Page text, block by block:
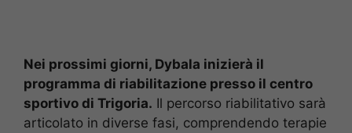
Nei prossimi giorni, Dybala inizierà il
programma di riabilitazione presso il centro
sportivo di Trigoria. Il percorso riabilitativo sarà
articolato in diverse fasi, comprendendo terapie